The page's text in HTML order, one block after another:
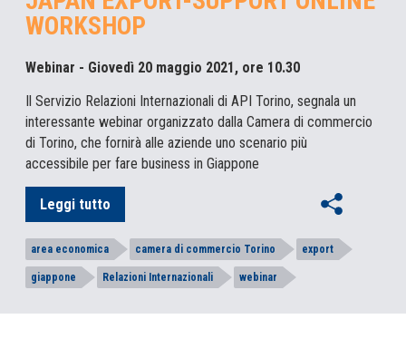
WORKSHOP
Webinar - Giovedì 20 maggio 2021, ore 10.30
Il Servizio Relazioni Internazionali di API Torino, segnala un
interessante webinar organizzato dalla Camera di commercio
di Torino, che fornirà alle aziende uno scenario più
accessibile per fare business in Giappone
Leggi tutto
area economica camera di commercio Torino export
giappone Relazioni Internazionali webinar